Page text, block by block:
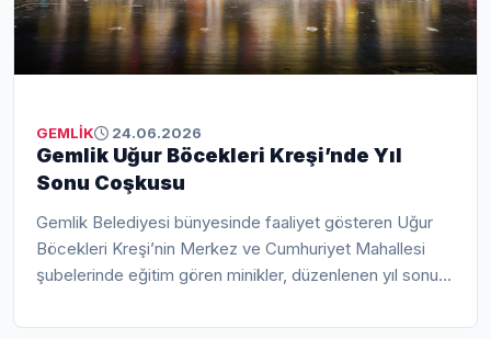
GEMLİK 24.06.2026
Gemlik Uğur Böcekleri Kreşi’nde Yıl
Sonu Coşkusu
Gemlik Belediyesi bünyesinde faaliyet gösteren Uğur
Böcekleri Kreşi’nin Merkez ve Cumhuriyet Mahallesi
şubelerinde eğitim gören minikler, düzenlenen yıl sonu
öğrenciler, öğretmenlerinin rehberliğinde hazırladıkları